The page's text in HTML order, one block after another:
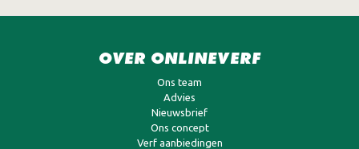
OVER ONLINEVERF
Ons team
Advies
Nieuwsbrief
Ons concept
Verf aanbiedingen